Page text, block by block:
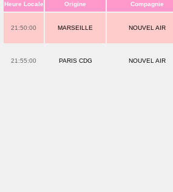
Heure Locale Origine Compagnie
21:50:00 MARSEILLE NOUVEL AIR
21:55:00 PARIS CDG NOUVEL AIR